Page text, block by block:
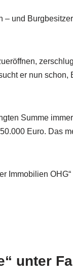
und
er nun
Summe
Euro. Das
Immobilien
unter